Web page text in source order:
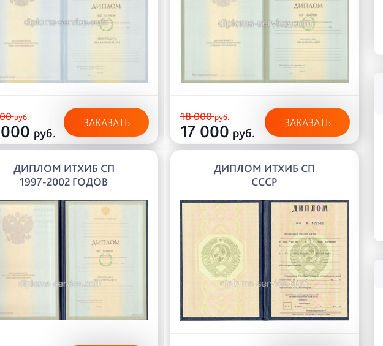
руб.
руб.
ЗАКАЗАТЬ 18 000руб.
17 000 руб.
ЗАКАЗАТЬ
ДИПЛОМ ИТХИБ СП
1997-2002 ГОДОВ
ДИПЛОМ ИТХИБ СП
СССР